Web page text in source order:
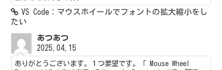
VS Code：マウスホイールでフォントの拡大縮小をし
たい
あつあつ
2025.04.15
ありがとうございます。１つ要望です。「 Mouse Wheel